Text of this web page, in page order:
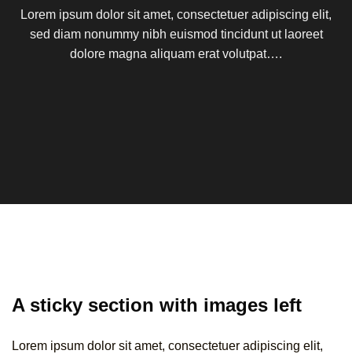
Lorem ipsum dolor sit amet, consectetuer adipiscing elit,
sed diam nonummy nibh euismod tincidunt ut laoreet
dolore magna aliquam erat volutpat….
A sticky section with images left
Lorem ipsum dolor sit amet, consectetuer adipiscing elit,